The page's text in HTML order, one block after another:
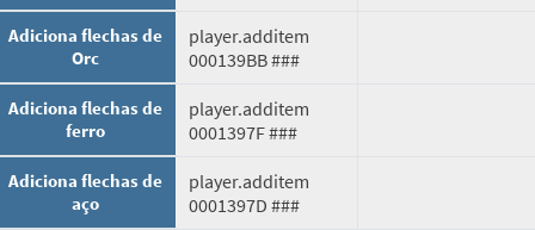
Adiciona flechas de
Orc
player.additem
000139BB ###
Adiciona flechas de
ferro
player.additem
0001397F ###
Adiciona flechas de
aço
player.additem
0001397D ###